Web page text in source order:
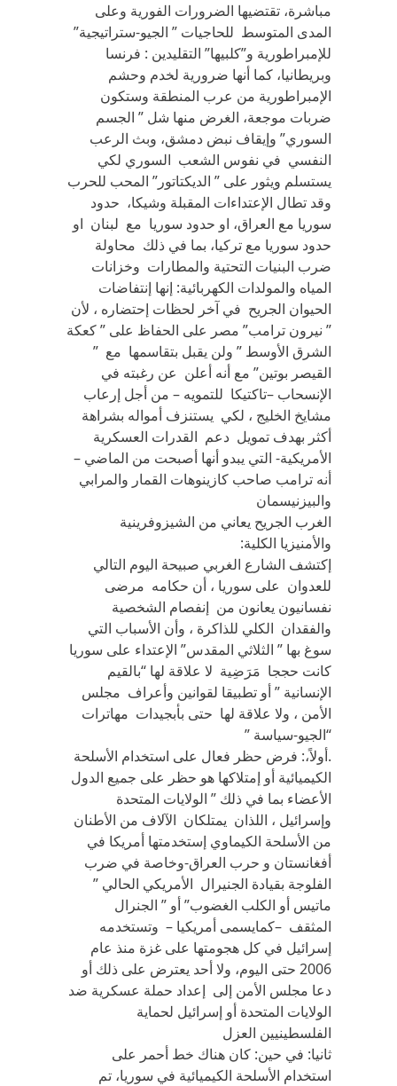
مباشرة، تقتضيها الضرورات الفورية وعلى
المدى المتوسط للحاجيات ” الجيو-ستراتيجية”
للإمبراطورية و”كلبيها” التقليدين : فرنسا
وبريطانيا، كما أنها ضرورية لخدم وحشم
الإمبراطورية من عرب المنطقة وستكون
ضربات موجعة، الغرض منها شل ” الجسم
السوري” وإيقاف نبض دمشق، وبث الرعب
النفسي في نفوس الشعب السوري لكي
يستسلم ويثور على ” الديكتاتور” المحب للحرب
وقد تطال الإعتداءات المقبلة وشيكا، حدود
سوريا مع العراق، او حدود سوريا مع لبنان او
حدود سوريا مع تركيا، بما في ذلك محاولة
ضرب البنيات التحتية والمطارات وخزانات
المياه والمولدات الكهربائية: إنها إنتفاضات
الحيوان الجريح في آخر لحظات إحتضاره ، لأن
” نيرون ترامب” مصر على الحفاظ على ” كعكة
الشرق الأوسط ” ولن يقبل بتقاسمها مع ”
القيصر بوتين” مع أنه أعلن عن رغبته في
الإنسحاب –تاكتيكا للتمويه – من أجل إرعاب
مشايخ الخليج ، لكي يستنزف أمواله بشراهة
أكثر بهدف تمويل دعم القدرات العسكرية
الأمريكية- التي يبدو أنها أصبحت من الماضي –
أنه ترامب صاحب كازينوهات القمار والمرابي
والبيزنيسمان
الغرب الجريح يعاني من الشيزوفرينية
والأمنيزيا الكلية:
إكتشف الشارع الغربي صبيحة اليوم التالي
للعدوان على سوريا ، أن حكامه مرضى
نفسانيون يعانون من إنفصام الشخصية
والفقدان الكلي للذاكرة ، وأن الأسباب التي
سوغ بها ” الثلاثي المقدس” الإعتداء على سوريا
كانت حججا مَرَضِية لا علاقة لها “بالقيم
الإنسانية ” أو تطبيقا لقوانين وأعراف مجلس
الأمن ، ولا علاقة لها حتى بأبجيدات مهاترات
“الجيو-سياسة ”
.أولاً،: فرض حظر فعال على استخدام الأسلحة
الكيميائية أو إمتلاكها هو حظر على جميع الدول
الأعضاء بما في ذلك ” الولايات المتحدة
وإسرائيل ، اللذان يمتلكان الآلاف من الأطنان
من الأسلحة الكيماوي إستخدمتها أمريكا في
أفغانستان و حرب العراق-وخاصة في ضرب
الفلوجة بقيادة الجنيرال الأمريكي الحالي ”
ماتيس أو الكلب الغضوب” أو ” الجنرال
المثقف –كمايسمى أمريكيا – وتستخدمه
إسرائيل في كل هجومتها على غزة منذ عام
2006 حتى اليوم، ولا أحد يعترض على ذلك أو
دعا مجلس الأمن إلى إعداد حملة عسكرية ضد
الولايات المتحدة أو إسرائيل لحماية
الفلسطينيين العزل
ثانيا: في حين: كان هناك خط أحمر على
استخدام الأسلحة الكيميائية في سوريا، تم